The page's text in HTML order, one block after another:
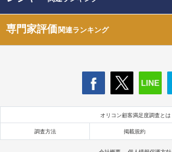
専門家評価関連ランキング
オリコン顧客満足度調査とは
調査方法 掲載規約